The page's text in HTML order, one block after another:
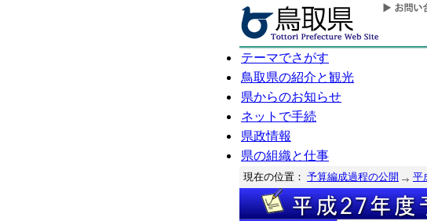
テーマでさがす
鳥取県の紹介と観光
県からのお知らせ
ネットで手続
県政情報
県の組織と仕事
現在の位置： 予算編成過程の公開 平